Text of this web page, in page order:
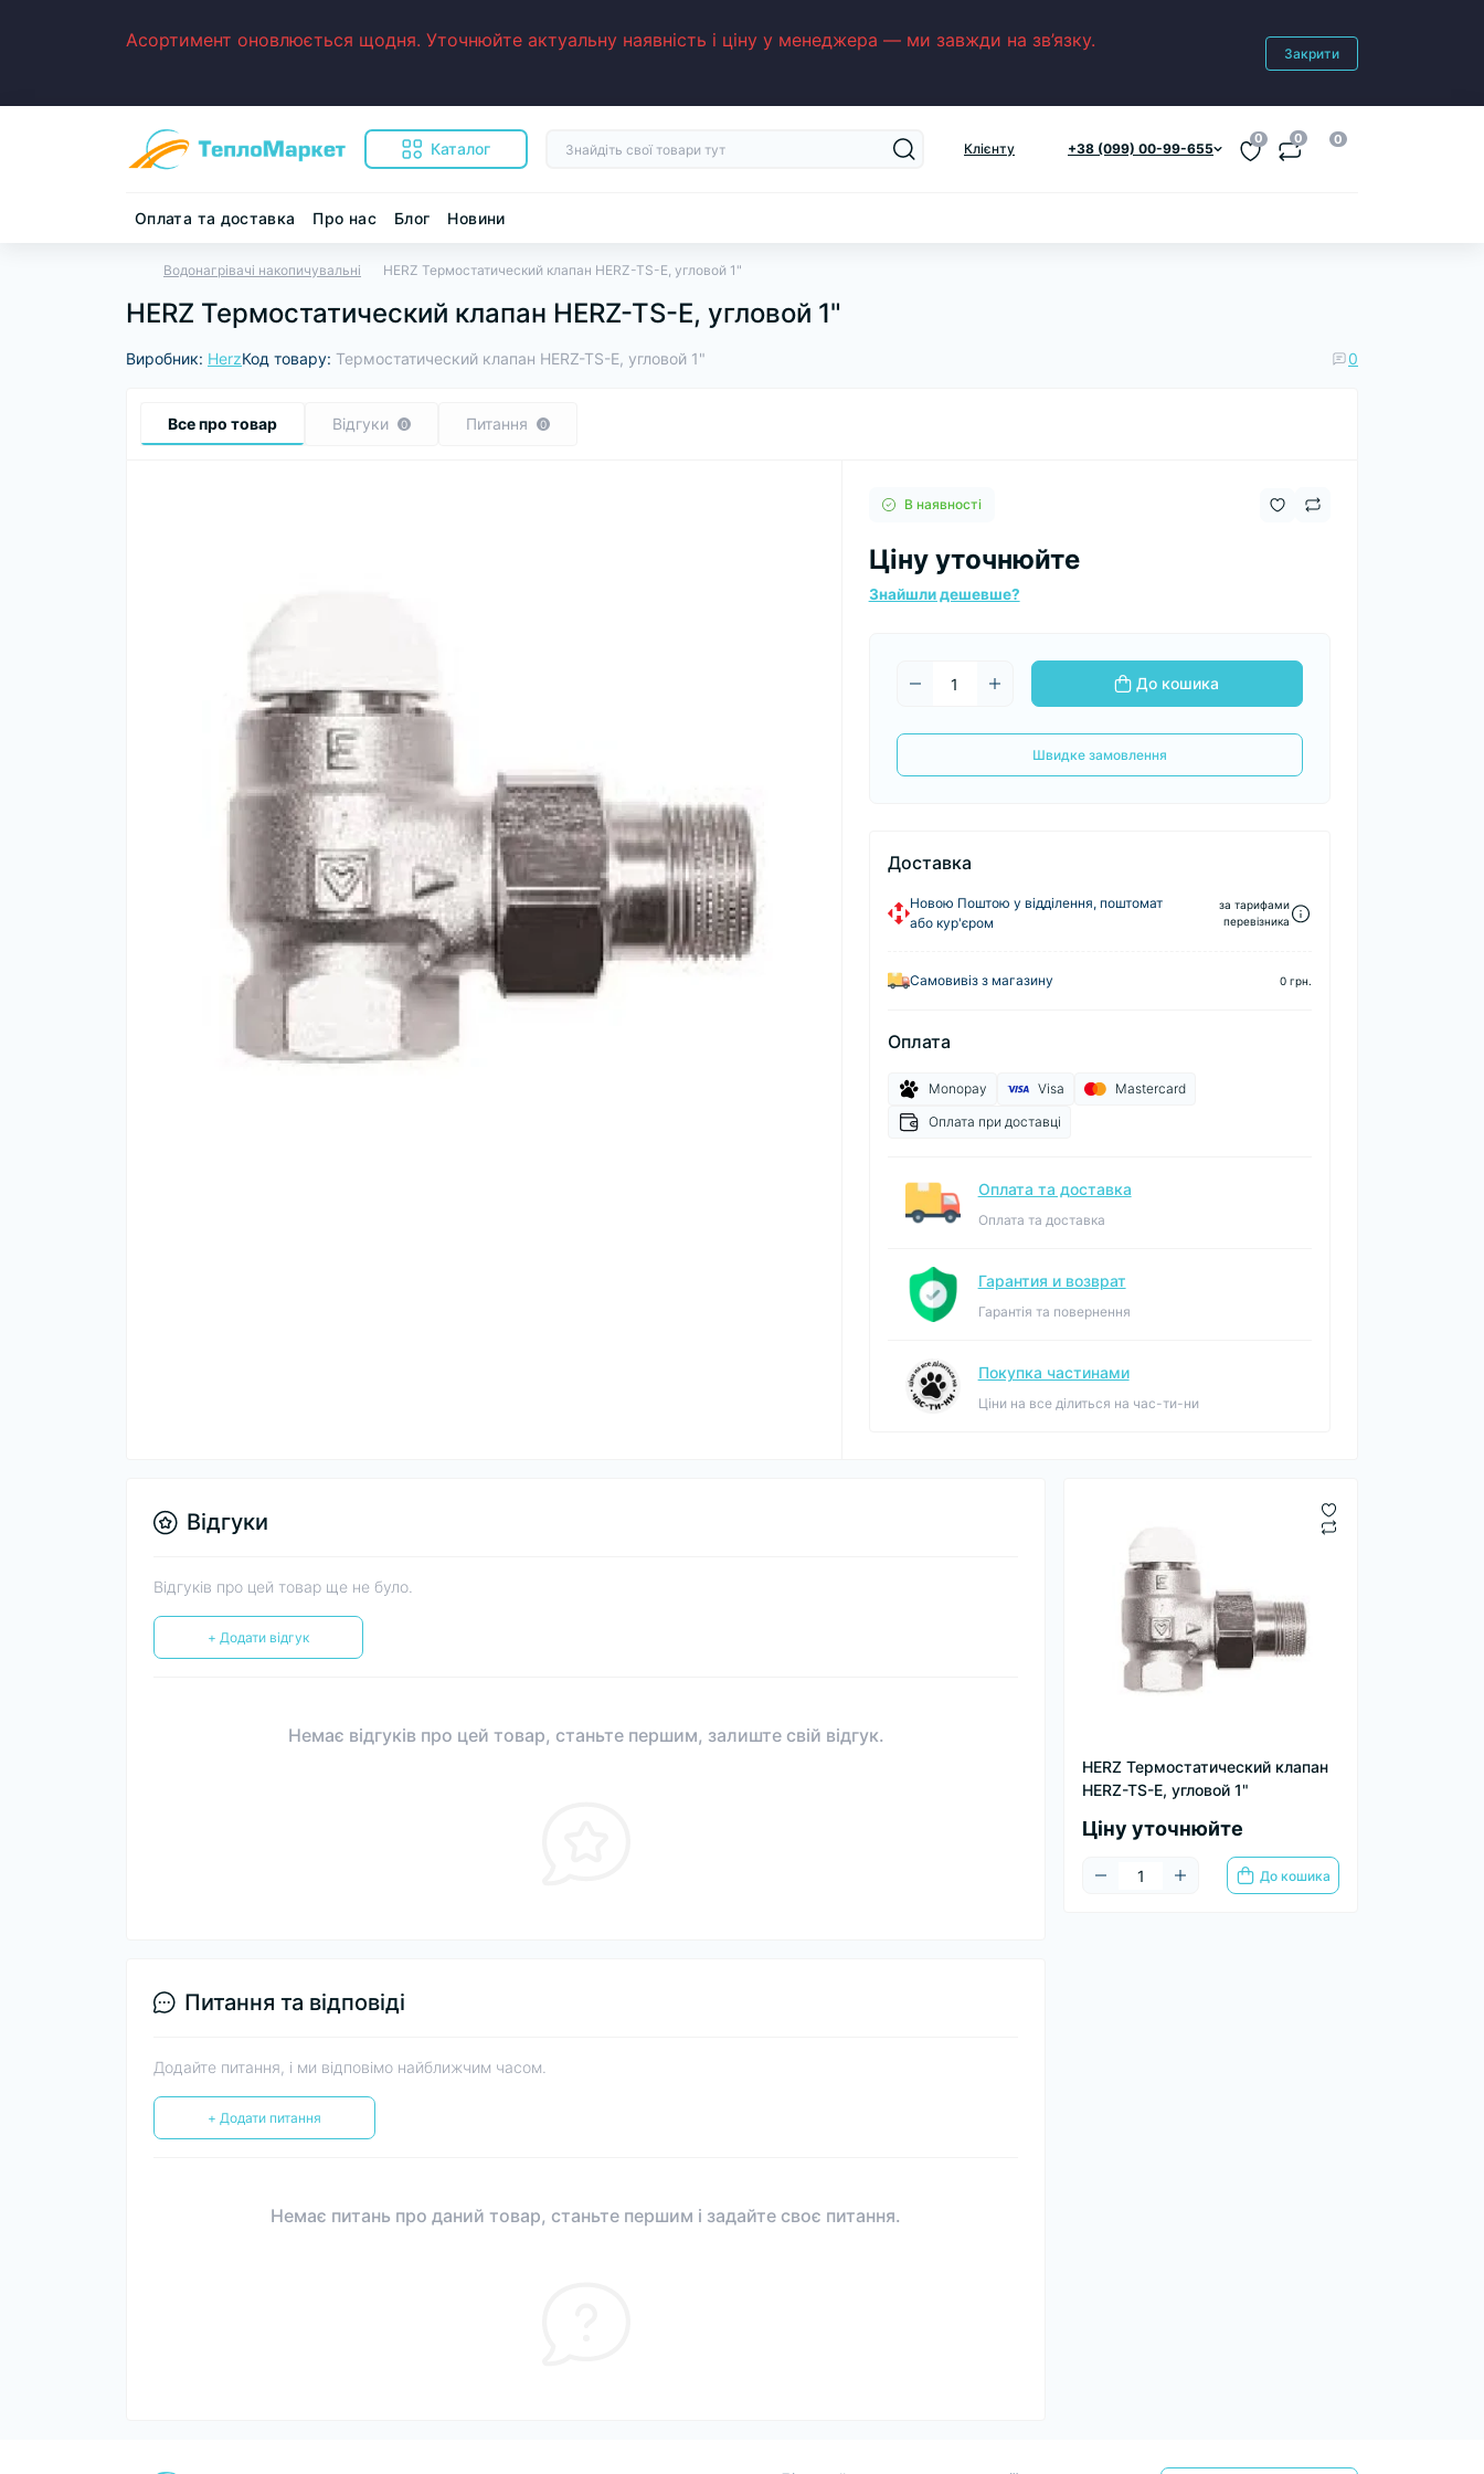
Асортимент оновлюється щодня. Уточнюйте актуальну наявність і ціну у менеджера — ми завжди на зв’язку.
Закрити
Каталог Клієнту +38 (099) 00-99-655
0 0 0
Оплата та доставка Про нас Блог Новини
Водонагрівачі накопичувальні HERZ Термостатический клапан HERZ-TS-E, угловой 1"
HERZ Термостатический клапан HERZ-TS-E, угловой 1"
Виробник: HerzКод товару: Термостатический клапан HERZ-TS-E, угловой 1" 0
Все про товар Відгуки 0 Питання 0
В наявності
Ціну уточнюйте
Знайшли дешевше?
До кошика
Швидке замовлення
Доставка
Новою Поштою у відділення, поштомат
або кур'єром
за тарифами
перевізника
Самовивіз з магазину 0 грн.
Оплата
Monopay Visa
Mastercard
Оплата при доставці
Оплата та доставка
Оплата та доставка
Гарантия и возврат
Гарантія та повернення
Покупка частинами
Ціни на все ділиться на час-ти-ни
HERZ Термостатический клапан
HERZ-TS-E, угловой 1"
Ціну уточнюйте
До кошика
Відгуки
Відгуків про цей товар ще не було.
+ Додати відгук
Немає відгуків про цей товар, станьте першим, залиште свій відгук.
Питання та відповіді
Додайте питання, і ми відповімо найближчим часом.
+ Додати питання
Немає питань про даний товар, станьте першим і задайте своє питання.